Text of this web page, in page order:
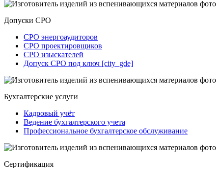
Допуски СРО
СРО энергоаудиторов
СРО проектировщиков
СРО изыскателей
Допуск СРО под ключ [city_gde]
Бухгалтерские услуги
Кадровый учёт
Ведение бухгалтерского учета
Профессиональное бухгалтерское обслуживание
Сертификация